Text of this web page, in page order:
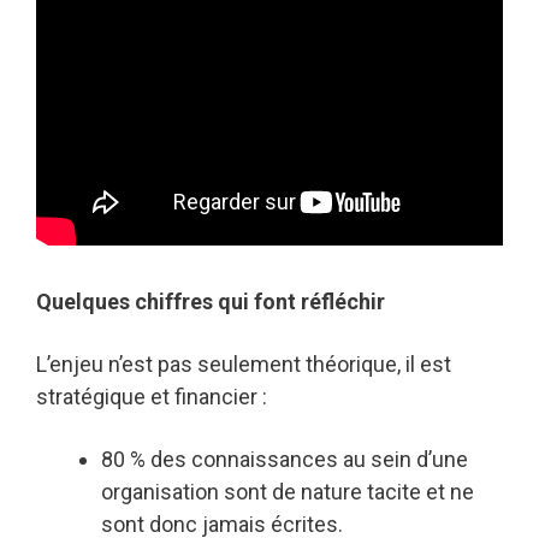
Quelques chiffres qui font réfléchir
L’enjeu n’est pas seulement théorique, il est
stratégique et financier :
80 % des connaissances au sein d’une
organisation sont de nature tacite et ne
sont donc jamais écrites.